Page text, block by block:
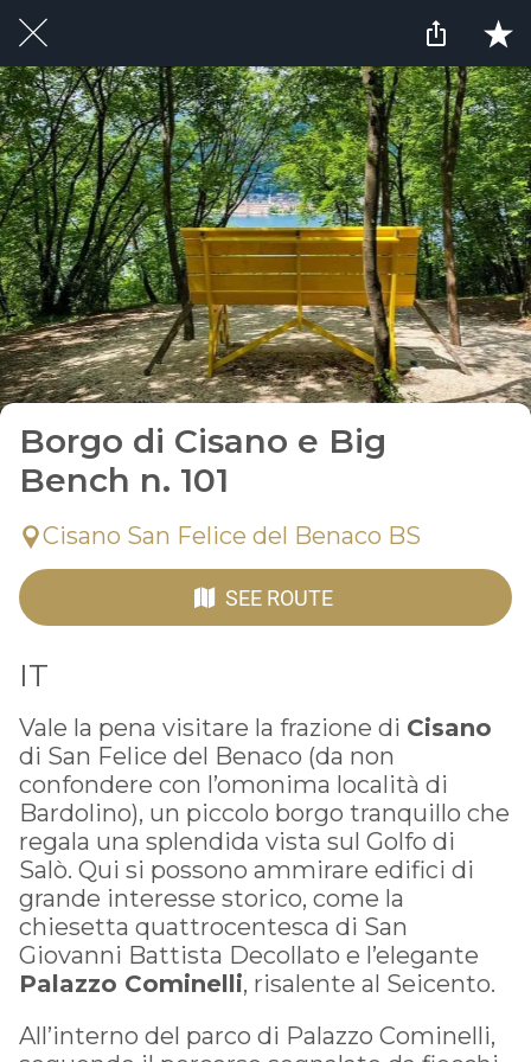
Borgo di Cisano e Big
Bench n. 101
Cisano San Felice del Benaco BS
SEE ROUTE
IT
Vale la pena visitare la frazione di Cisano
di San Felice del Benaco (da non
confondere con l’omonima località di
Bardolino), un piccolo borgo tranquillo che
regala una splendida vista sul Golfo di
Salò. Qui si possono ammirare edifici di
grande interesse storico, come la
chiesetta quattrocentesca di San
Giovanni Battista Decollato e l’elegante
Palazzo Cominelli, risalente al Seicento.
All’interno del parco di Palazzo Cominelli,